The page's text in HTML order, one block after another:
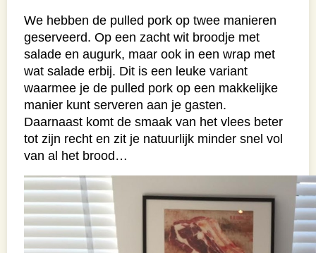
We hebben de pulled pork op twee manieren
geserveerd. Op een zacht wit broodje met
salade en augurk, maar ook in een wrap met
wat salade erbij. Dit is een leuke variant
waarmee je de pulled pork op een makkelijke
manier kunt serveren aan je gasten.
Daarnaast komt de smaak van het vlees beter
tot zijn recht en zit je natuurlijk minder snel vol
van al het brood…